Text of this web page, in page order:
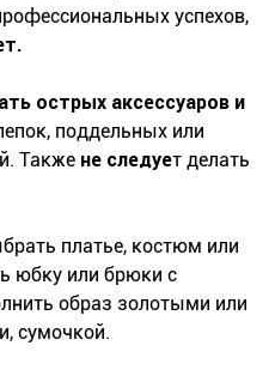
успехов,
острых аксессуаров и
поддельных или
Также не следует делать
платье, костюм или
юбку или брюки с
образ золотыми или
сумочкой.